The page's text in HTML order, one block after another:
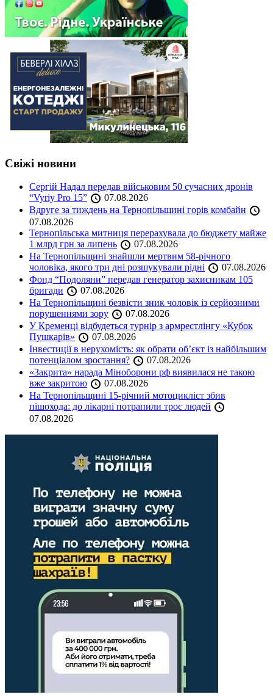
Свіжі новини
Сергій Надал передав військовим 50 сучасних дронів
“Vyriy Pro 15”
07.08.2026
Вдруге за тиждень на Тернопільщині горів комбайн
07.08.2026
Тернопільська митниця перерахувала до бюджету майже
1 млрд грн за липень
07.08.2026
На Тернопільщині знайшли мертвим 58-річного
чоловіка, якого три дні розшукували рідні
07.08.2026
Фонд “Подоляни” передав генератор захисникам 105
бригади
07.08.2026
На Тернопільщині безвісти зник чоловік із серйозними
порушеннями зору
07.08.2026
У Кременці відбудеться турнір з армрестлінгу «Кубок
Пушкарів»
07.08.2026
Інвестиції в нерухомість: як обрати об’єкт із найбільшим
потенціалом зростання?
07.08.2026
«Закрита» нарада Міноборони рф виявилася не такою
вже закритою
07.08.2026
На Тернопільщині 15-річний мотоцикліст збив
пішохода: до лікарні потрапили троє людей
07.08.2026